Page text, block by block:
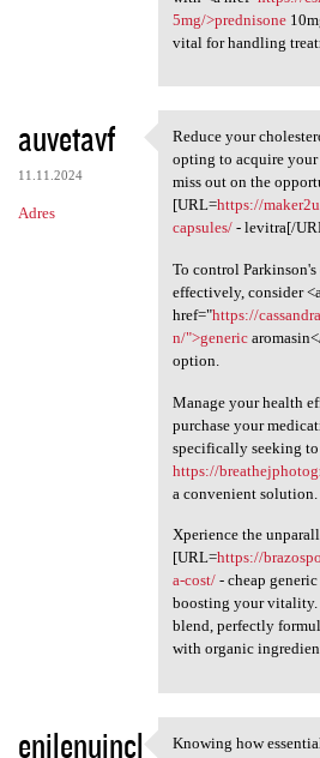
5mg/>prednisone
vital for handling
auvetavf
11.11.2024
Adres
Reduce your
Reduce your
opting to acquire
miss out on the
[URL=https://
capsules/- levitra[/
To control Parkinson's
effectively, consider
href="https://
n/">generic
option.
Manage your health
purchase your
specifically seeking to
https://
a convenient solution.
Xperience the
[URL=https://
a-cost/- cheap
boosting your
blend, perfectly
with organic
enilenujncl
Knowing how